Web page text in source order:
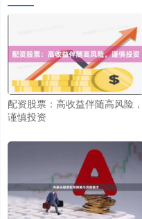
配资股票：高收益伴随高风险，
谨慎投资